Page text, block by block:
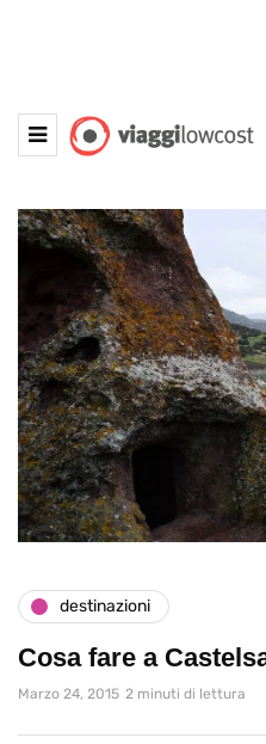
destinazioni
Cosa fare a
Marzo 24, 2015 2 minuti di lettura